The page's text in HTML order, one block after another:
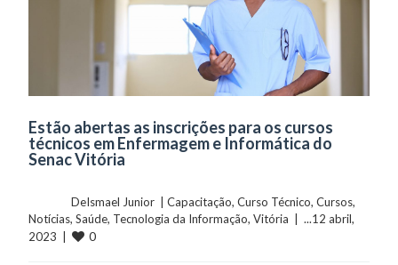
Estão abertas as inscrições para os cursos
técnicos em Enfermagem e Informática do
Senac Vitória
	    	DeIsmael Junior  |
Capacitação, Curso Técnico, Cursos
Notícias, Saúde, Tecnologia da Informação, Vitória
  |  ...12 abril,
2023  |
0